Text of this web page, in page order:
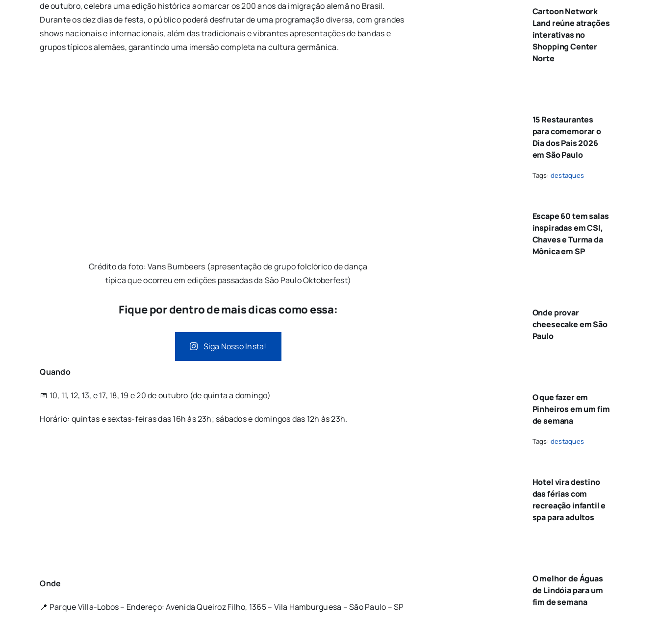
de outubro, celebra uma edição histórica ao marcar os 200 anos da imigração alemã no Brasil.
Durante os dez dias de festa, o público poderá desfrutar de uma programação diversa, com grandes
shows nacionais e internacionais, além das tradicionais e vibrantes apresentações de bandas e
grupos típicos alemães, garantindo uma imersão completa na cultura germânica.
Crédito da foto: Vans Bumbeers (apresentação de grupo folclórico de dança
típica que ocorreu em edições passadas da São Paulo Oktoberfest)
Fique por dentro de mais dicas como essa:
Siga Nosso Insta!
Quando
📅 10, 11, 12, 13, e 17, 18, 19 e 20 de outubro (de quinta a domingo)
Horário: quintas e sextas-feiras das 16h às 23h; sábados e domingos das 12h às 23h.
Onde
📍 Parque Villa-Lobos – Endereço: Avenida Queiroz Filho, 1365 – Vila Hamburguesa – São Paulo – SP
Cartoon Network
Land reúne atrações
interativas no
Shopping Center
Norte
15 Restaurantes
para comemorar o
Dia dos Pais 2026
em São Paulo
Tags: destaques
Escape 60 tem salas
inspiradas em CSI,
Chaves e Turma da
Mônica em SP
Onde provar
cheesecake em São
Paulo
O que fazer em
Pinheiros em um fim
de semana
Tags: destaques
Hotel vira destino
das férias com
recreação infantil e
spa para adultos
O melhor de Águas
de Lindóia para um
fim de semana